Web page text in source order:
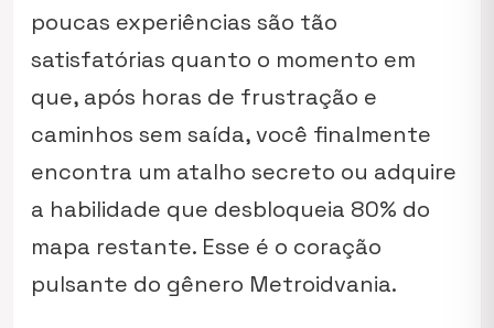
poucas experiências são tão
satisfatórias quanto o momento em
que, após horas de frustração e
caminhos sem saída, você finalmente
encontra um atalho secreto ou adquire
a habilidade que desbloqueia 80% do
mapa restante. Esse é o coração
pulsante do gênero Metroidvania.